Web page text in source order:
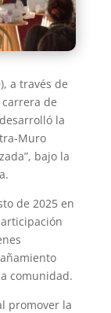
a través de
de
la
Muro
bajo la
de 2025 en
comunidad.
promover la